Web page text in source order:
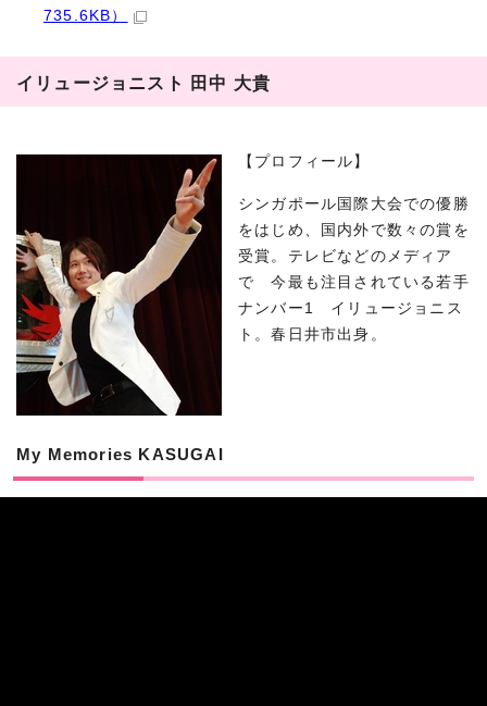
735.6KB）
イリュージョニスト 田中 大貴
【プロフィール】
シンガポール国際大会での優勝
をはじめ、国内外で数々の賞を
受賞。テレビなどのメディア
で 今最も注目されている若手
ナンバー1 イリュージョニス
ト。春日井市出身。
My Memories KASUGAI